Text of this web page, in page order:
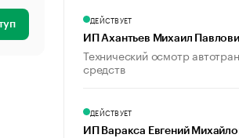
ДЕЙСТВУЕТ
ИП Ахантьев Михаил
Технический осмотр
средств
ДЕЙСТВУЕТ
ИП Варакса Евгений